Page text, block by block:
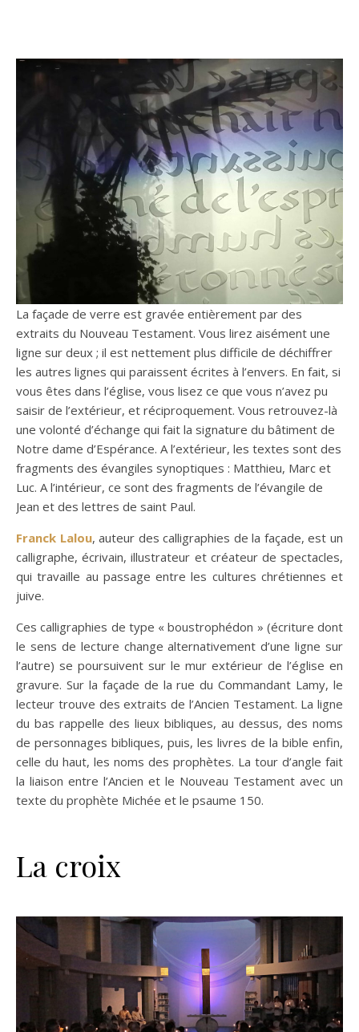
La façade de verre est gravée entièrement par des
extraits du Nouveau Testament. Vous lirez aisément une
ligne sur deux ; il est nettement plus difficile de déchiffrer
les autres lignes qui paraissent écrites à l’envers. En fait, si
vous êtes dans l’église, vous lisez ce que vous n’avez pu
saisir de l’extérieur, et réciproquement. Vous retrouvez-là
une volonté d’échange qui fait la signature du bâtiment de
Notre dame d’Espérance. A l’extérieur, les textes sont des
fragments des évangiles synoptiques : Matthieu, Marc et
Luc. A l’intérieur, ce sont des fragments de l’évangile de
Jean et des lettres de saint Paul.
Franck Lalou, auteur des calligraphies de la façade, est un
calligraphe, écrivain, illustrateur et créateur de spectacles,
qui travaille au passage entre les cultures chrétiennes et
juive.
Ces calligraphies de type « boustrophédon » (écriture dont
le sens de lecture change alternativement d’une ligne sur
l’autre) se poursuivent sur le mur extérieur de l’église en
gravure. Sur la façade de la rue du Commandant Lamy, le
lecteur trouve des extraits de l’Ancien Testament. La ligne
du bas rappelle des lieux bibliques, au dessus, des noms
de personnages bibliques, puis, les livres de la bible enfin,
celle du haut, les noms des prophètes. La tour d’angle fait
la liaison entre l’Ancien et le Nouveau Testament avec un
texte du prophète Michée et le psaume 150.
La croix